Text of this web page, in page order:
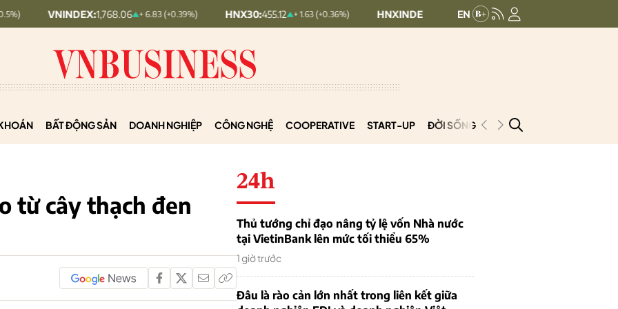
1,768.06 + 6.83 (+0.39%) HNX30: 455.12 + 1.63 (+0.36%) HNXINDEX:293.44 + 0.25 (+0.09%) UPCOMINDEX:
BẤT ĐỘNG SẢN DOANH NGHIỆP CÔNG NGHỆ COOPERATIVE START-UP ĐỜI SỐNG PODCAST
từ cây thạch đen
24h
Thủ tướng chỉ đạo nâng tỷ lệ vốn Nhà nước
tại VietinBank lên mức tối thiểu 65%
1 giờ trước
Đâu là rào cản lớn nhất trong liên kết giữa